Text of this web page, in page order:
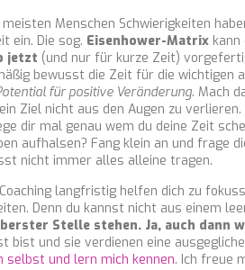
Menschen Schwierigkeiten
ein. Die sog. Eisenhower-Matrix
jetzt (und nur für kurze Zeit)
bewusst die Zeit für die wichtigen
für positive Veränderung. Mach
Ziel nicht aus den Augen zu verlieren.
dir mal genau wem du deine Zeit
aufhalsen? Fang klein an und frage
nicht immer alles alleine tragen.
langfristig helfen dich zu
Denn du kannst nicht aus einem
Stelle stehen. Ja, auch dann
bist und sie verdienen eine
selbst und lern mich kennen. Ich freue